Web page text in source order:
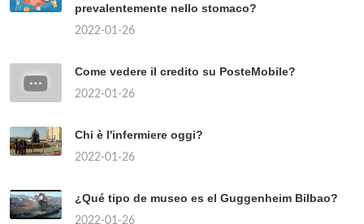
prevalentemente nello stomaco?
2022-01-26
Come vedere il credito su PosteMobile?
2022-01-26
Chi è l'infermiere oggi?
2022-01-26
¿Qué tipo de museo es el Guggenheim Bilbao?
2022-01-26